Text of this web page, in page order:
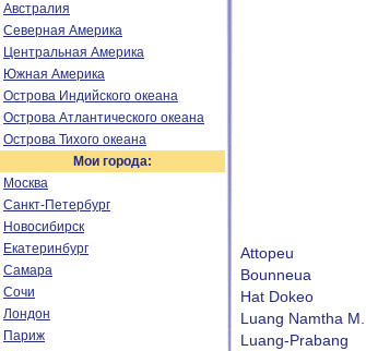
Австралия
Северная Америка
Центральная Америка
Южная Америка
Острова Индийского океана
Острова Атлантического океана
Острова Тихого океана
Мои города:
Москва
Санкт-Петербург
Новосибирск
Екатеринбург
Самара
Сочи
Лондон
Париж
Attopeu
Bounneua
Hat Dokeo
Luang Namtha
Luang-Prabang